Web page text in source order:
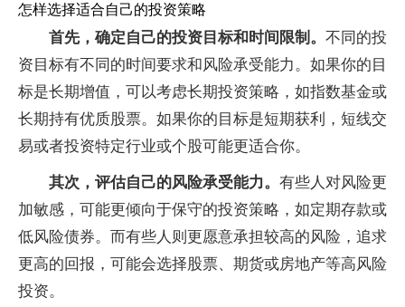
怎样选择适合自己的投资策略
首先，确定自己的投资目标和时间限制。 不同的投
资目标有不同的时间要求和风险承受能力。如果你的目
标是长期增值，可以考虑长期投资策略，如指数基金或
长期持有优质股票。如果你的目标是短期获利，短线交
易或者投资特定行业或个股可能更适合你。
其次，评估自己的风险承受能力。 有些人对风险更
加敏感，可能更倾向于保守的投资策略，如定期存款或
低风险债券。而有些人则更愿意承担较高的风险，追求
更高的回报，可能会选择股票、期货或房地产等高风险
投资。